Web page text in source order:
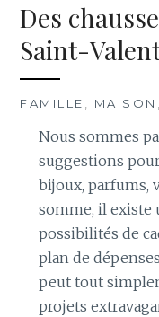
Des
Saint-
FAMILLE , MAISON ,
Nous sommes
suggestions
bijoux, parfums,
somme, il existe
possibilités de
plan de
peut tout
projets